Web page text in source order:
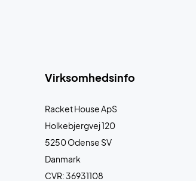
Virksomhedsinfo
Racket House ApS
Holkebjergvej 120
5250 Odense SV
Danmark
CVR: 36931108